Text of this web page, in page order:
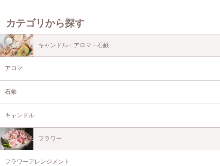
カテゴリから探す
キャンドル・アロマ・石鹸
アロマ
石鹸
キャンドル
フラワー
フラワーアレンジメント